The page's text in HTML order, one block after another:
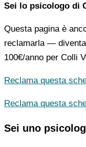
Sei lo psicologo di
Questa pagina è
reclamarla —
100€/anno per Colli
Reclama questa
Reclama questa
Sei uno